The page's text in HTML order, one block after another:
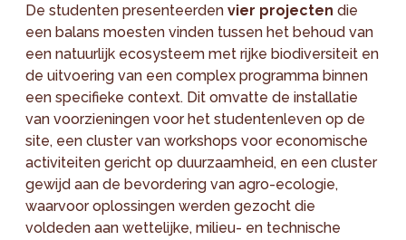
De studenten presenteerdenvier projecten die
een balans moesten vinden tussen het behoud van
een natuurlijk ecosysteem met rijke biodiversiteit en
de uitvoering van een complex programma binnen
een specifieke context. Dit omvatte de installatie
van voorzieningen voor het studentenleven op de
site, een cluster van workshops voor economische
activiteiten gericht op duurzaamheid, en een cluster
gewijd aan de bevordering van agro-ecologie,
waarvoor oplossingen werden gezocht die
voldeden aan wettelijke, milieu- en technische